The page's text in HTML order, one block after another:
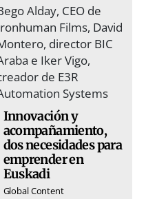
Innovación y
acompañamiento,
dos necesidades para
emprender en
Euskadi
Global Content